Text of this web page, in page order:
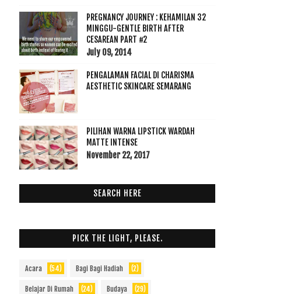
PREGNANCY JOURNEY : KEHAMILAN 32
MINGGU-GENTLE BIRTH AFTER
CESAREAN PART #2
July 09, 2014
PENGALAMAN FACIAL DI CHARISMA
AESTHETIC SKINCARE SEMARANG
PILIHAN WARNA LIPSTICK WARDAH
MATTE INTENSE
November 22, 2017
SEARCH HERE
PICK THE LIGHT, PLEASE.
Acara (54) Bagi Bagi Hadiah (2)
Belajar Di Rumah (24) Budaya (29)